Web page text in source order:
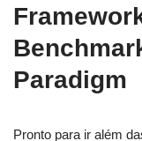
Paradigm
Pronto para ir além